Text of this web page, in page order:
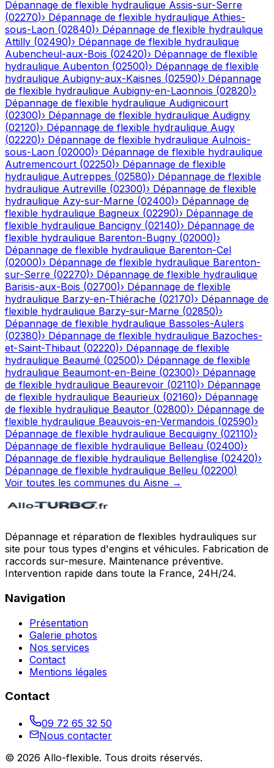
Dépannage de flexible hydraulique Assis-sur-Serre
(02270)› Dépannage de flexible hydraulique Athies-
sous-Laon (02840)› Dépannage de flexible hydraulique
Attilly (02490)› Dépannage de flexible hydraulique
Aubencheul-aux-Bois (02420)› Dépannage de flexible
hydraulique Aubenton (02500)› Dépannage de flexible
hydraulique Aubigny-aux-Kaisnes (02590)› Dépannage
de flexible hydraulique Aubigny-en-Laonnois (02820)›
Dépannage de flexible hydraulique Audignicourt
(02300)› Dépannage de flexible hydraulique Audigny
(02120)› Dépannage de flexible hydraulique Augy
(02220)› Dépannage de flexible hydraulique Aulnois-
sous-Laon (02000)› Dépannage de flexible hydraulique
Autremencourt (02250)› Dépannage de flexible
hydraulique Autreppes (02580)› Dépannage de flexible
hydraulique Autreville (02300)› Dépannage de flexible
hydraulique Azy-sur-Marne (02400)› Dépannage de
flexible hydraulique Bagneux (02290)› Dépannage de
flexible hydraulique Bancigny (02140)› Dépannage de
flexible hydraulique Barenton-Bugny (02000)›
Dépannage de flexible hydraulique Barenton-Cel
(02000)› Dépannage de flexible hydraulique Barenton-
sur-Serre (02270)› Dépannage de flexible hydraulique
Barisis-aux-Bois (02700)› Dépannage de flexible
hydraulique Barzy-en-Thiérache (02170)› Dépannage de
flexible hydraulique Barzy-sur-Marne (02850)›
Dépannage de flexible hydraulique Bassoles-Aulers
(02380)› Dépannage de flexible hydraulique Bazoches-
et-Saint-Thibaut (02220)› Dépannage de flexible
hydraulique Beaumé (02500)› Dépannage de flexible
hydraulique Beaumont-en-Beine (02300)› Dépannage
de flexible hydraulique Beaurevoir (02110)› Dépannage
de flexible hydraulique Beaurieux (02160)› Dépannage
de flexible hydraulique Beautor (02800)› Dépannage de
flexible hydraulique Beauvois-en-Vermandois (02590)›
Dépannage de flexible hydraulique Becquigny (02110)›
Dépannage de flexible hydraulique Belleau (02400)›
Dépannage de flexible hydraulique Bellenglise (02420)›
Dépannage de flexible hydraulique Belleu (02200)
Voir toutes les communes du Aisne →
Dépannage et réparation de flexibles hydrauliques sur
site pour tous types d'engins et véhicules. Fabrication de
raccords sur-mesure. Maintenance préventive.
Intervention rapide dans toute la France, 24H/24.
Navigation
Présentation
Galerie photos
Nos services
Contact
Mentions légales
Contact
09 72 65 32 50
Nous contacter
© 2026 Allo-flexible. Tous droits réservés.